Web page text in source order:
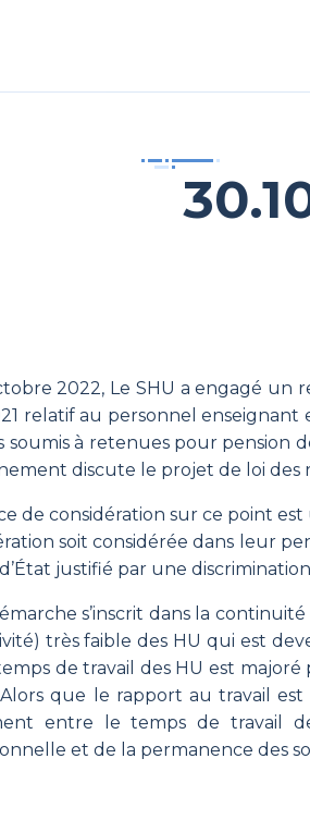
2022, Le SHU a engagé un
relatif au personnel
soumis à retenues pour pension
discute le projet de loi des
de considération sur ce point
soit considérée dans leur
justifié par une
s’inscrit dans la
très faible des HU qui est
de travail des HU est
Alors que le rapport au travail
entre le temps de travail
et de la permanence des